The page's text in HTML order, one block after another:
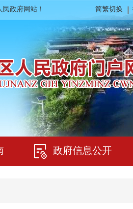
简繁切换
民政府网站！
政府信息公开